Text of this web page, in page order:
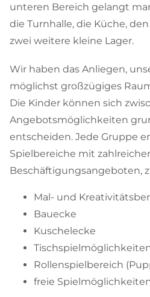
unteren Bereich gelangt
die Turnhalle, die Küche,
zwei weitere kleine Lager.
Wir haben das Anliegen,
möglichst großzügiges
Die Kinder können sich
Angebotsmöglichkeiten
entscheiden. Jede Gruppe
Spielbereiche mit
Beschäftigungsangeboten,
Mal- und
Bauecke
Kuschelecke
Rollenspielbereich
freie